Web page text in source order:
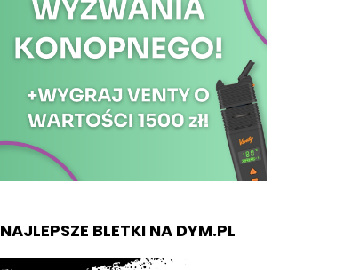
NAJLEPSZE BLETKI NA DYM.PL